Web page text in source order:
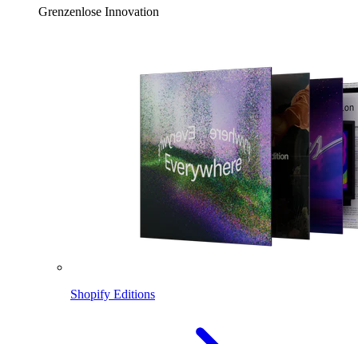
Grenzenlose Innovation
Shopify Editions